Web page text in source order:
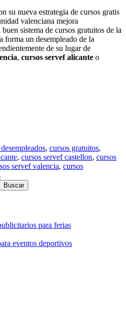
su nueva estrategia de cursos gratis
valenciana mejora
sistema de cursos gratuitos de la
forma un desempleado de la
de su lugar de
, cursos servef alicante o
, cursos gratuitos,
, cursos servef castellon, cursos
servef valencia, cursos
para ferias
eventos deportivos